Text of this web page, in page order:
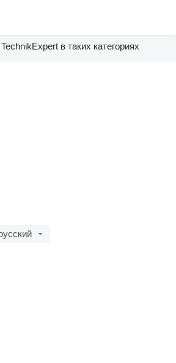
в таких категориях